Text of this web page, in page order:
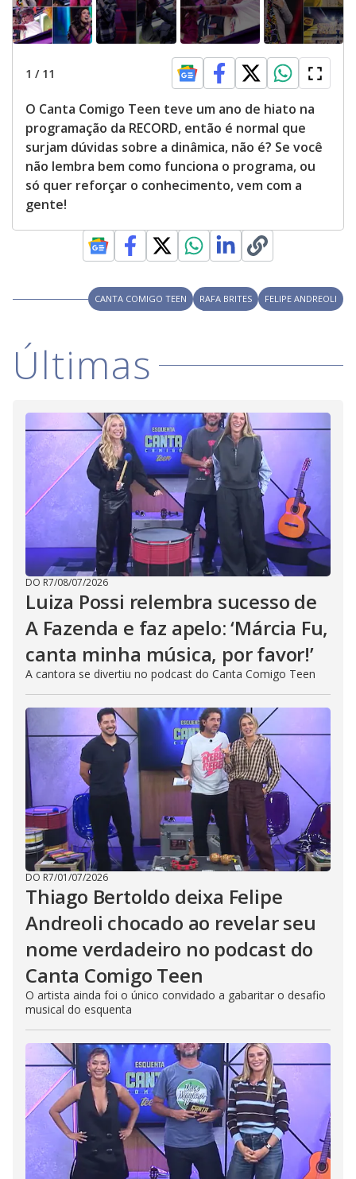
e
o
1 / 11
O Canta Comigo Teen teve um ano de hiato na
programação da RECORD, então é normal que
surjam dúvidas sobre a dinâmica, não é? Se você
não lembra bem como funciona o programa, ou
só quer reforçar o conhecimento, vem com a
gente!
CANTA COMIGO TEEN RAFA BRITES FELIPE ANDREOLI
Últimas
DO R7/08/07/2026
Luiza Possi relembra sucesso de
A Fazenda e faz apelo: ‘Márcia Fu,
canta minha música, por favor!’
A cantora se divertiu no podcast do Canta Comigo Teen
DO R7/01/07/2026
Thiago Bertoldo deixa Felipe
Andreoli chocado ao revelar seu
nome verdadeiro no podcast do
Canta Comigo Teen
O artista ainda foi o único convidado a gabaritar o desafio
musical do esquenta